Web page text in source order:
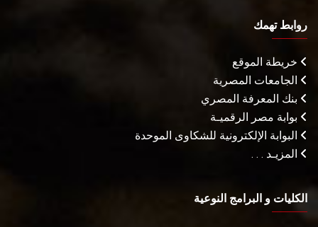
روابط تهمك
خريطة الموقع
الجامعات المصرية
بنك المعرفة المصري
بوابة مصر الرقميـة
البوابة الإلكترونية للشكاوى الموحدة
المزيـد . . .
الكليات و البرامج النوعية